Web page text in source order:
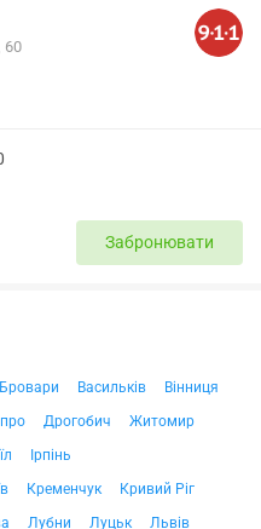
60
Забронювати
Бровари Васильків
Вінниця
Дрогобич
Житомир
Ірпінь
Кременчук
Кривий Ріг
Лубни Луцьк
Львів